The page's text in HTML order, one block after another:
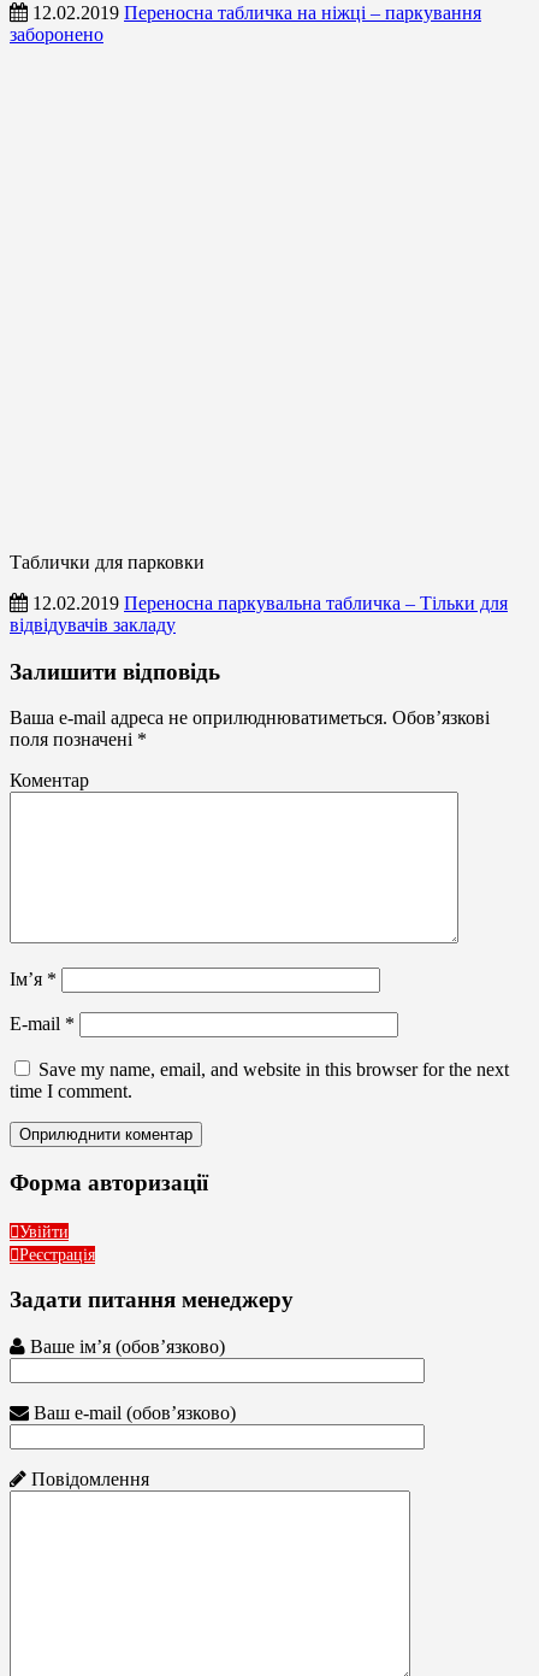
12.02.2019 Переносна табличка на ніжці – паркування
заборонено
Таблички для парковки
12.02.2019 Переносна паркувальна табличка – Тільки для
відвідувачів закладу
Таблички
парковки
Залишити відповідь
Ваша e-mail адреса не оприлюднюватиметься. Обов’язкові
поля позначені *
Коментар
Ім’я *
E-mail *
Save my name, email, and website in this browser for the next
time I comment.
Форма авторизації
Увійти
Реєстрація
Задати питання менеджеру
Ваше ім’я (обов’язково)
Ваш e-mail (обов’язково)
Повідомлення